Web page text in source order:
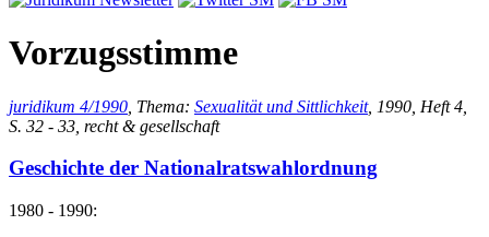
Vorzugsstimme
juridikum 4/1990 , Thema: Sexualität und Sittlichkeit, 1990, Heft 4,
S. 32 - 33, recht & gesellschaft
Geschichte der Nationalratswahlordnung
1980 - 1990: